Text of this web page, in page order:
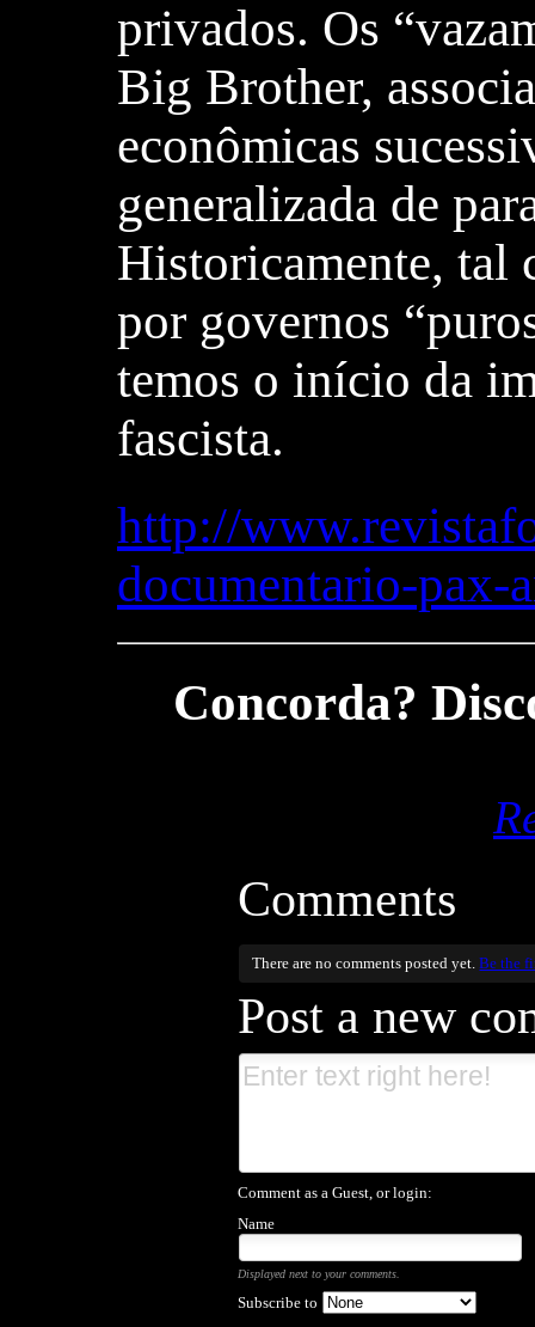
privados. Os
Big Brother,
econômicas
generalizada de
Historicamente, tal
por governos
temos o início da
fascista.
http://
documentario-pax-
Concorda?
Comments
There are no comments posted yet.Be the
Post a new
Comment as a Guest, or login:
Name
Displayed next to your comments.
Subscribe to